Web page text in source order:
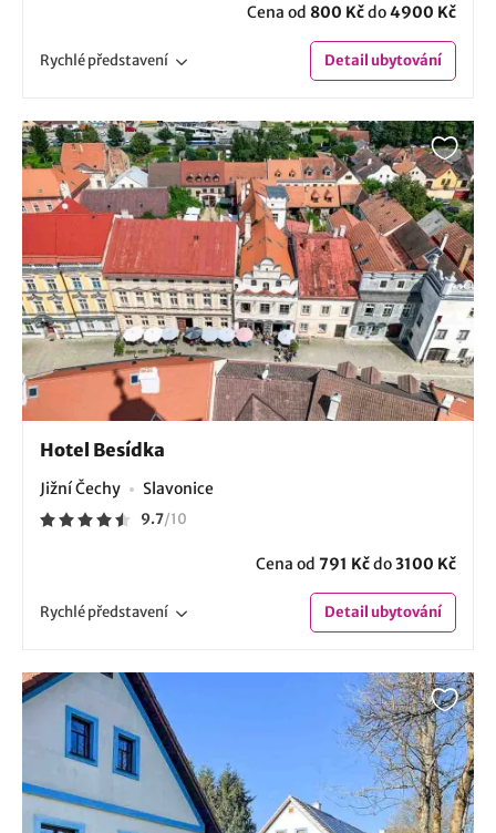
Cena od 800 Kčdo4900 Kč
Rychlépředstavení Detailubytování
Hotel Besídka
Jižní Čechy Slavonice
9.7/10
Cena od 791 Kčdo3100 Kč
Rychlépředstavení Detailubytování